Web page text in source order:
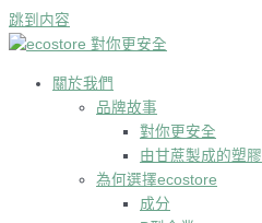
跳到内容
關於我們
品牌故事
對你更安全
由甘蔗製成的塑膠
為何選擇ecostore
成分